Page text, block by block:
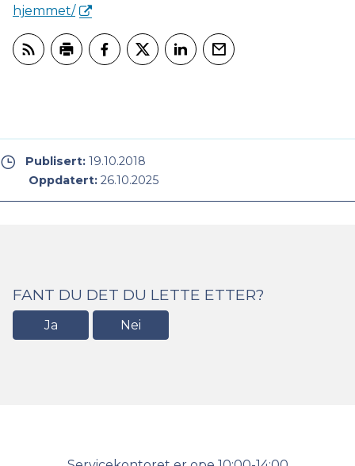
hjemmet/
Publisert: 19.10.2018
Oppdatert: 26.10.2025
FANT DU DET DU LETTE ETTER?
Ja Nei